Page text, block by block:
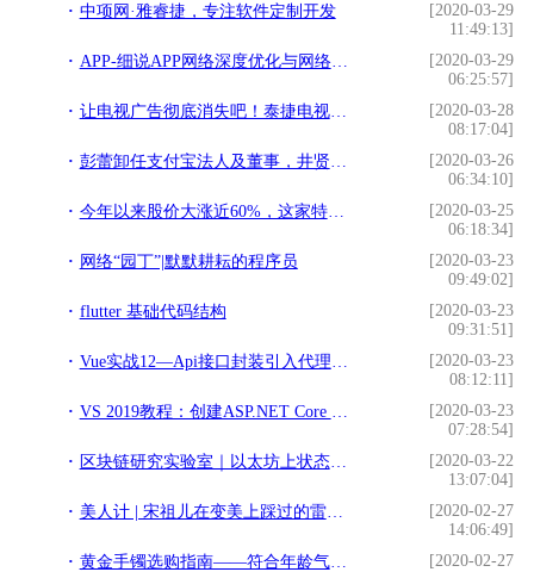
中项网·雅睿捷，专注软件定制开发
[2020-03-29
11:49:13]
APP-细说APP网络深度优化与网络安全
[2020-03-29
06:25:57]
让电视广告彻底消失吧！泰捷电视盒子体验，简洁无广告真好用
[2020-03-28
08:17:04]
彭蕾卸任支付宝法人及董事，井贤栋、倪行军接任
[2020-03-26
06:34:10]
今年以来股价大涨近60%，这家特斯拉供应商打算提前赎回可转债
[2020-03-25
06:18:34]
网络“园丁”|默默耕耘的程序员
[2020-03-23
09:49:02]
flutter 基础代码结构
[2020-03-23
09:31:51]
Vue实战12—Api接口封装引入代理数据与Element-ui库
[2020-03-23
08:12:11]
VS 2019教程：创建ASP.NET Core Web App
[2020-03-23
07:28:54]
区块链研究实验室｜以太坊上状态通道的应用案例
[2020-03-22
13:07:04]
美人计 | 宋祖儿在变美上踩过的雷，我可不能再犯
[2020-02-27
14:06:49]
黄金手镯选购指南——符合年龄气质的才是合适你的
[2020-02-27